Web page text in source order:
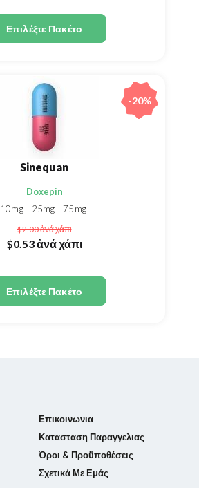
Επιλέξτε Πακέτο
Sinequan
Doxepin
10mg
25mg 75mg
$2.00ἀνά χάπι
$0.53ἀνά χάπι
Επιλέξτε Πακέτο
-20%
Επικοινωνια
Κατασταση Παραγγελιας
Όροι & Προϋποθέσεις
Σχετικά Με Εμάς